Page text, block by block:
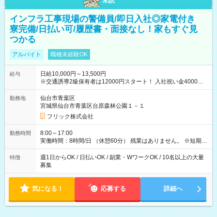
インフラ工事現場の警備員/即日入社◎家電付き
寮完備/日払い可/履歴書・面接なし！家もすぐ見
つかる
アルバイト 職種未経験OK
給与
日給10,000円～13,500円
※交通誘導2級保有者は12000円スタート！ 入社祝い金4000円
【試用期間】試用期間なし
勤務地
仙台市青葉区
宮城県仙台市青葉区台原森林公園１－１
フリック株式会社
勤務時間
8:00～17:00
実働時間：8時間/日 （休憩60分） 残業はありません。 ※短期の
募集は行っておりません。予めご了承くださいませ。
特徴
週1日からOK / 日払いOK / 副業・WワークOK / 10名以上の大量
募集
気になる！ 応募する 詳細へ